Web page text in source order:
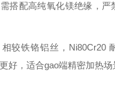
搭配高纯氧化镁绝缘，严
较铁铬铝丝，Ni80Cr20
好，适合gao端精密加热场